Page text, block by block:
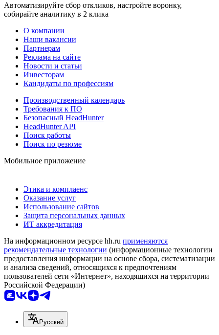
Автоматизируйте сбор откликов, настройте воронку,
собирайте аналитику в 2 клика
О компании
Наши вакансии
Партнерам
Реклама на сайте
Новости и статьи
Инвесторам
Кандидаты по профессиям
Производственный календарь
Требования к ПО
Безопасный HeadHunter
HeadHunter API
Поиск работы
Поиск по резюме
Мобильное приложение
Этика и комплаенс
Оказание услуг
Использование сайтов
Защита персональных данных
ИТ аккредитация
На информационном ресурсе hh.ru применяются
рекомендательные технологии (информационные технологии
предоставления информации на основе сбора, систематизации
и анализа сведений, относящихся к предпочтениям
пользователей сети «Интернет», находящихся на территории
Российской Федерации)
Русский